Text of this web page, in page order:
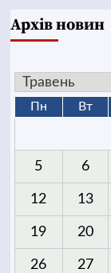
Архів новин
Пн Вт
5 6
12 13
19 20
26 27